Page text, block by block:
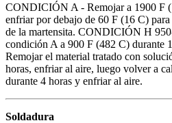
CONDICIÓN A - Remojar a 1900 F
enfriar por debajo de 60 F (16 C)
de la martensita. CONDICIÓN H
condición A a 900 F (482 C) durante
Remojar el material tratado con
horas, enfriar al aire, luego volver a
durante 4 horas y enfriar al aire.
Soldadura